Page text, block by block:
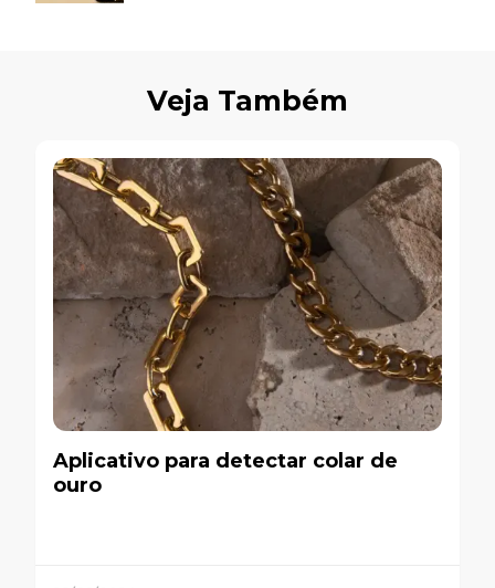
Veja Também
Aplicativo para detectar colar de
ouro